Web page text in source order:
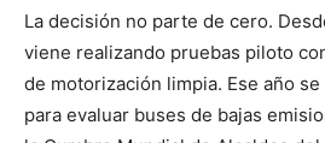
La decisión no parte de cero.
viene realizando pruebas piloto
de motorización limpia. Ese año
para evaluar buses de bajas